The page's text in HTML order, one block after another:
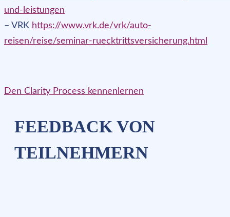
und-leistungen
– VRK https://www.vrk.de/vrk/auto-
reisen/reise/seminar-ruecktrittsversicherung.html
Den Clarity Process kennenlernen
FEEDBACK VON
TEILNEHMERN